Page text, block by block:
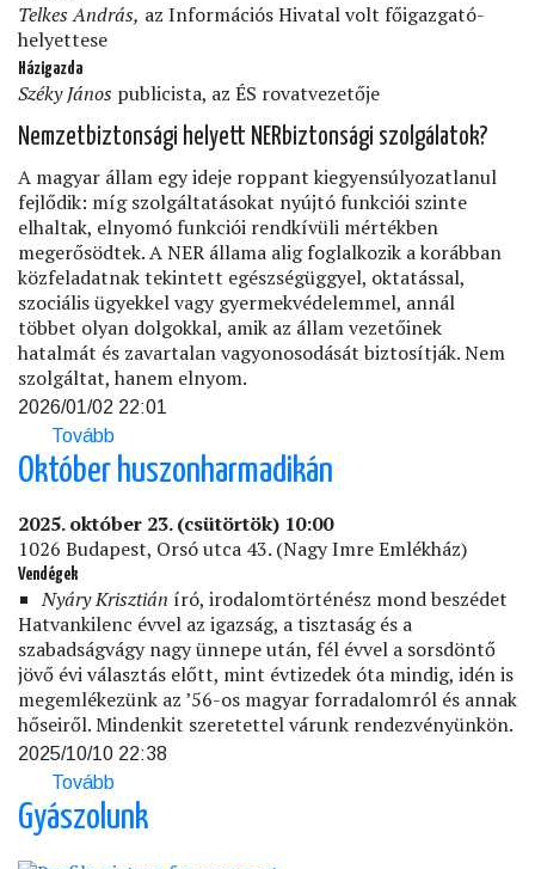
Telkes András, az Információs Hivatal volt főigazgató-
helyettese
Házigazda
Széky János publicista, az ÉS rovatvezetője
Nemzetbiztonsági helyett NERbiztonsági szolgálatok?
A magyar állam egy ideje roppant kiegyensúlyozatlanul
fejlődik: míg szolgáltatásokat nyújtó funkciói szinte
elhaltak, elnyomó funkciói rendkívüli mértékben
megerősödtek. A NER állama alig foglalkozik a korábban
közfeladatnak tekintett egészségüggyel, oktatással,
szociális ügyekkel vagy gyermekvédelemmel, annál
többet olyan dolgokkal, amik az állam vezetőinek
hatalmát és zavartalan vagyonosodását biztosítják. Nem
szolgáltat, hanem elnyom.
2026/01/02 22:01
Tovább
és
nemzetbiztonság
mai
Magyarországon)
Október huszonharmadikán
2025. október 23. (csütörtök) 10:00
1026 Budapest, Orsó utca 43. (Nagy Imre Emlékház)
Vendégek
Nyáry Krisztián író, irodalomtörténész mond beszédet
Hatvankilenc évvel az igazság, a tisztaság és a
szabadságvágy nagy ünnepe után, fél évvel a sorsdöntő
jövő évi választás előtt, mint évtizedek óta mindig, idén is
megemlékezünk az ’56-os magyar forradalomról és annak
hőseiről. Mindenkit szeretettel várunk rendezvényünkön.
2025/10/10 22:38
Tovább
huszonharmadikán)
Gyászolunk